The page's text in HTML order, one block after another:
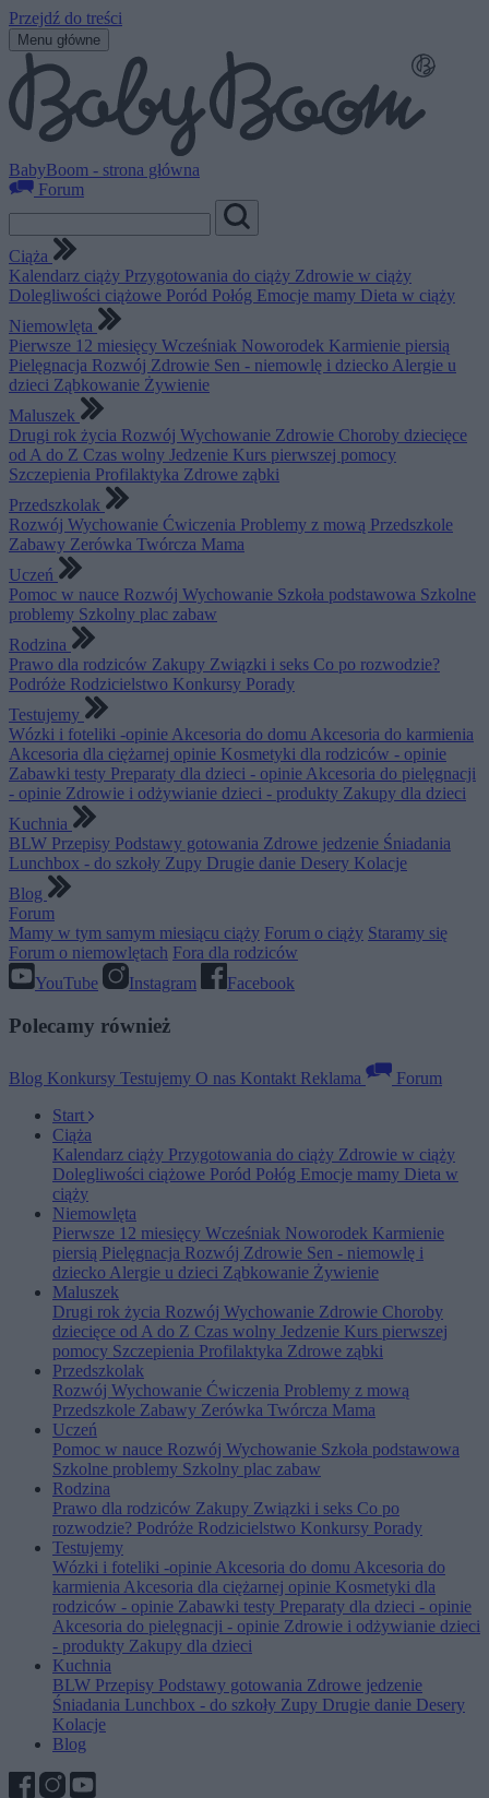
Przejdź do treści
Menu główne
BabyBoom - strona główna
Forum
Ciąża
Kalendarz ciąży Przygotowania do ciąży Zdrowie w ciąży
Dolegliwości ciążowe Poród Połóg Emocje mamy Dieta w ciąży
Niemowlęta
Pierwsze 12 miesięcy Wcześniak Noworodek Karmienie piersią
Pielęgnacja Rozwój Zdrowie Sen - niemowlę i dziecko Alergie u
dzieci Ząbkowanie Żywienie
Maluszek
Drugi rok życia Rozwój Wychowanie Zdrowie Choroby dziecięce
od A do Z Czas wolny Jedzenie Kurs pierwszej pomocy
Szczepienia Profilaktyka Zdrowe ząbki
Przedszkolak
Rozwój Wychowanie Ćwiczenia Problemy z mową Przedszkole
Zabawy Zerówka Twórcza Mama
Uczeń
Pomoc w nauce Rozwój Wychowanie Szkoła podstawowa Szkolne
problemy Szkolny plac zabaw
Rodzina
Prawo dla rodziców Zakupy Związki i seks Co po rozwodzie?
Podróże Rodzicielstwo Konkursy Porady
Testujemy
Wózki i foteliki -opinie Akcesoria do domu Akcesoria do karmienia
Akcesoria dla ciężarnej opinie Kosmetyki dla rodziców - opinie
Zabawki testy Preparaty dla dzieci - opinie Akcesoria do pielęgnacji
- opinie Zdrowie i odżywianie dzieci - produkty Zakupy dla dzieci
Kuchnia
BLW Przepisy Podstawy gotowania Zdrowe jedzenie Śniadania
Lunchbox - do szkoły Zupy Drugie danie Desery Kolacje
Blog
Forum
Mamy w tym samym miesiącu ciąży Forum o ciąży Staramy się
Forum o niemowlętach Fora dla rodziców
YouTube
Instagram Facebook
Polecamy również
Blog Konkursy Testujemy O nas Kontakt Reklama
Forum
Start
Ciąża
Kalendarz ciąży Przygotowania do ciąży Zdrowie w ciąży
Dolegliwości ciążowe Poród Połóg Emocje mamy Dieta w
ciąży
Niemowlęta
Pierwsze 12 miesięcy Wcześniak Noworodek Karmienie
piersią Pielęgnacja Rozwój Zdrowie Sen - niemowlę i
dziecko Alergie u dzieci Ząbkowanie Żywienie
Maluszek
Drugi rok życia Rozwój Wychowanie Zdrowie Choroby
dziecięce od A do Z Czas wolny Jedzenie Kurs pierwszej
pomocy Szczepienia Profilaktyka Zdrowe ząbki
Przedszkolak
Rozwój Wychowanie Ćwiczenia Problemy z mową
Przedszkole Zabawy Zerówka Twórcza Mama
Uczeń
Pomoc w nauce Rozwój Wychowanie Szkoła podstawowa
Szkolne problemy Szkolny plac zabaw
Rodzina
Prawo dla rodziców Zakupy Związki i seks Co po
rozwodzie? Podróże Rodzicielstwo Konkursy Porady
Testujemy
Wózki i foteliki -opinieAkcesoria do domu Akcesoria do
karmieniaAkcesoria dla ciężarnej opinie Kosmetyki dla
rodziców - opinie Zabawki testy Preparaty dla dzieci - opinie
Akcesoria do pielęgnacji - opinie Zdrowie i odżywianie dzieci
- produkty Zakupy dla dzieci
Kuchnia
BLW Przepisy Podstawy gotowania Zdrowe jedzenie
Śniadania Lunchbox - do szkoły Zupy Drugie danie Desery
Kolacje
Blog